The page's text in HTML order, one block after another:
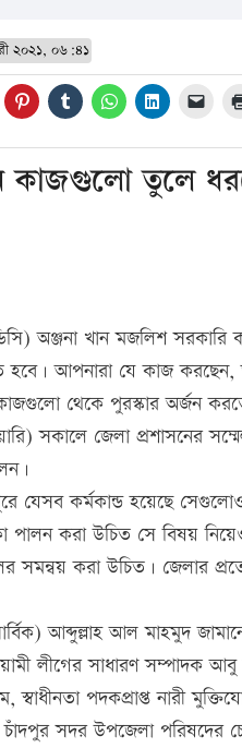
২০২১, ০৬:৪১
কাজগুলো তুলে
অঞ্জনা খান মজলিশ সরকারি
হবে। আপনারা যে কাজ
কাজগুলো থেকে পুরস্কার অর্জন
সকালে জেলা প্রশাসনের
যেসব কর্মকান্ড হয়েছে
পালন করা উচিত সে বিষয়
সমন্বয় করা উচিত। জেলার
আব্দুল্লাহ আল মাহমুদ
লীগের সাধারণ সম্পাদক আবু
স্বাধীনতা পদকপ্রাপ্ত নারী
সদর উপজেলা পরিষদের